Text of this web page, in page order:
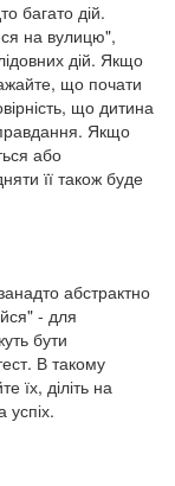
багато дій.
на вулицю",
дій. Якщо
що почати
що дитина
Якщо
або
її також буде
абстрактно
- для
бути
В такому
їх, діліть на
успіх.